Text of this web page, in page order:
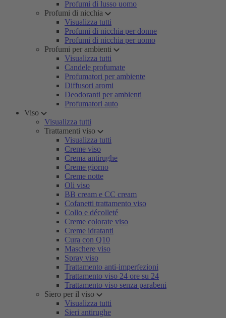
Profumi di lusso uomo
Profumi di nicchia
Visualizza tutti
Profumi di nicchia per donne
Profumi di nicchia per uomo
Profumi per ambienti
Visualizza tutti
Candele profumate
Profumatori per ambiente
Diffusori aromi
Deodoranti per ambienti
Profumatori auto
Viso
Visualizza tutti
Trattamenti viso
Visualizza tutti
Creme viso
Crema antirughe
Creme giorno
Creme notte
Oli viso
BB cream e CC cream
Cofanetti trattamento viso
Collo e décolleté
Creme colorate viso
Creme idratanti
Cura con Q10
Maschere viso
Spray viso
Trattamento anti-imperfezioni
Trattamento viso 24 ore su 24
Trattamento viso senza parabeni
Siero per il viso
Visualizza tutti
Sieri antirughe